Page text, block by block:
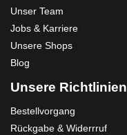
Unser Team
Jobs & Karriere
Unsere Shops
Blog
Unsere Richtlinien
Bestellvorgang
Rückgabe & Widerrruf